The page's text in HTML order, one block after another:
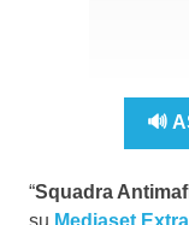
🔊
“Squadra
su Mediaset Extra